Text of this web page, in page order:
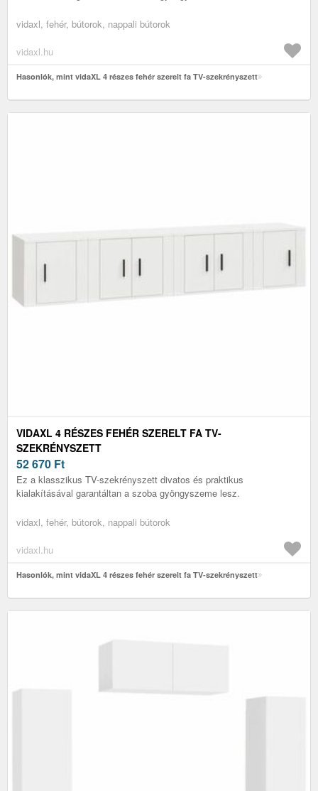
vidaxl, fehér, bútorok, nappali bútorok
vidaxl.hu
Hasonlók, mint vidaXL 4 részes fehér szerelt fa TV-szekrényszett
VIDAXL 4 RÉSZES FEHÉR SZERELT FA TV-
SZEKRÉNYSZETT
52 670 Ft
Ez a klasszikus TV-szekrényszett divatos és praktikus
kialakításával garantáltan a szoba gyöngyszeme lesz.
vidaxl, fehér, bútorok, nappali bútorok
vidaxl.hu
Hasonlók, mint vidaXL 4 részes fehér szerelt fa TV-szekrényszett